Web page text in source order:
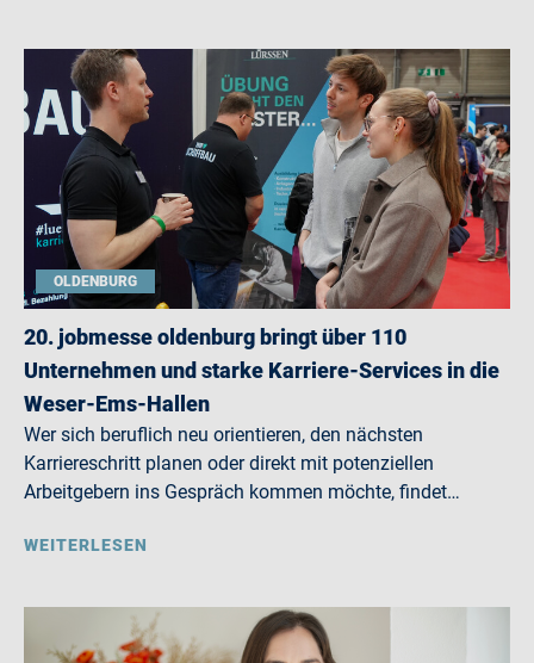
OLDENBURG
20. jobmesse oldenburg bringt über 110
Unternehmen und starke Karriere-Services in die
Weser-Ems-Hallen
Wer sich beruflich neu orientieren, den nächsten
Karriereschritt planen oder direkt mit potenziellen
Arbeitgebern ins Gespräch kommen möchte, findet…
WEITERLESEN